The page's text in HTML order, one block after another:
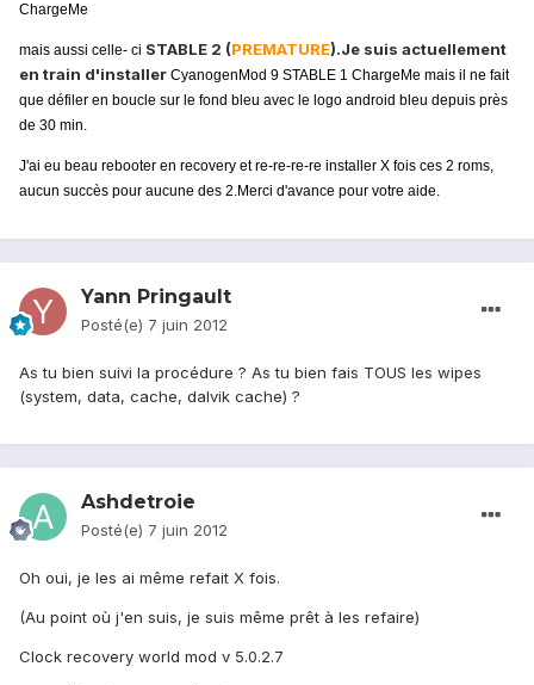
ChargeMe
mais aussi celle- ci STABLE 2 (PREMATURE).Je suis actuellement
en train d'installer CyanogenMod 9 STABLE 1 ChargeMe mais il ne fait
que défiler en boucle sur le fond bleu avec le logo android bleu depuis près
de 30 min.
J'ai eu beau rebooter en recovery et re-re-re-re installer X fois ces 2 roms,
aucun succès pour aucune des 2.Merci d'avance pour votre aide.
Yann Pringault
Posté(e) 7 juin 2012
As tu bien suivi la procédure ? As tu bien fais TOUS les wipes
(system, data, cache, dalvik cache) ?
Ashdetroie
Posté(e) 7 juin 2012
Oh oui, je les ai même refait X fois.
(Au point où j'en suis, je suis même prêt à les refaire)
Clock recovery world mod v 5.0.2.7